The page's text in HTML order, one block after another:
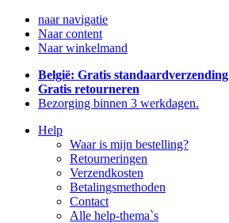
naar navigatie
Naar content
Naar winkelmand
België: Gratis standaardverzending
Gratis retourneren
Bezorging binnen 3 werkdagen.
Help
Waar is mijn bestelling?
Retourneringen
Verzendkosten
Betalingsmethoden
Contact
Alle help-thema`s